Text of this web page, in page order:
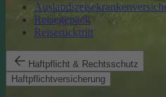
Reisegepäck
Reiserücktritt
Haftpflicht & Rechtsschutz
Haftpflichtversicherung